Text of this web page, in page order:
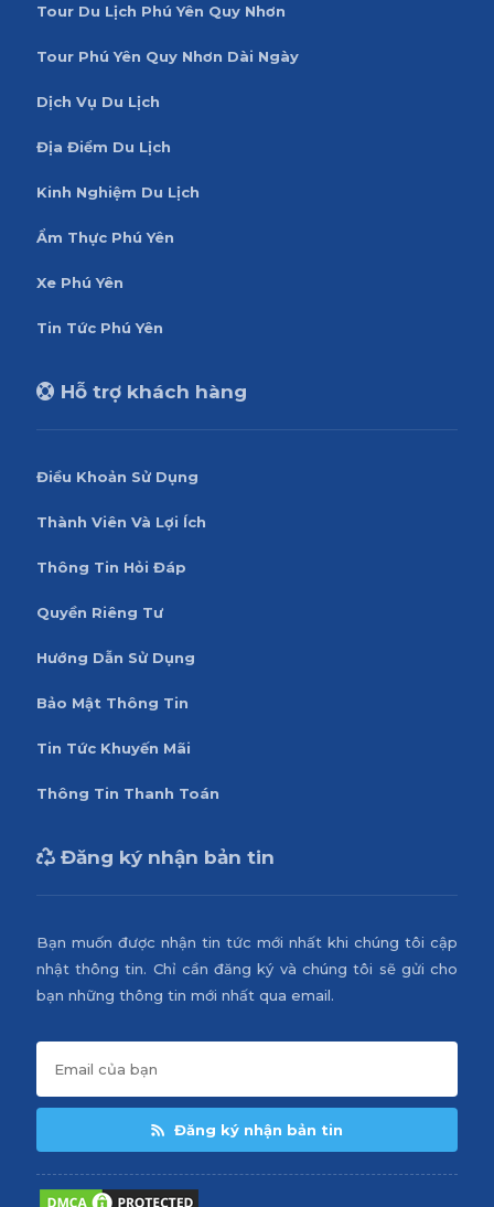
Tour Du Lịch Phú Yên Quy Nhơn
Tour Phú Yên Quy Nhơn Dài Ngày
Dịch Vụ Du Lịch
Địa Điểm Du Lịch
Kinh Nghiệm Du Lịch
Ẩm Thực Phú Yên
Xe Phú Yên
Tin Tức Phú Yên
Hỗ trợ khách hàng
Điều Khoản Sử Dụng
Thành Viên Và Lợi Ích
Thông Tin Hỏi Đáp
Quyền Riêng Tư
Hướng Dẫn Sử Dụng
Bảo Mật Thông Tin
Tin Tức Khuyến Mãi
Thông Tin Thanh Toán
Đăng ký nhận bản tin
Bạn muốn được nhận tin tức mới nhất khi chúng tôi cập
nhật thông tin. Chỉ cần đăng ký và chúng tôi sẽ gửi cho
bạn những thông tin mới nhất qua email.
Đăng ký nhận bản tin